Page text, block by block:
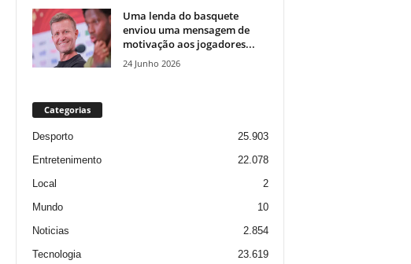
Uma lenda do basquete
enviou uma mensagem de
motivação aos jogadores...
24 Junho 2026
Categorias
Desporto
25.903
Entretenimento
22.078
Local
2
Mundo
10
Noticias
2.854
Tecnologia
23.619